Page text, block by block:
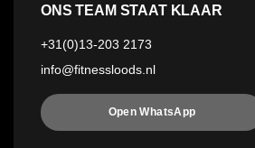
ONS TEAM STAAT KLAAR
+31(0)13-203 2173
info@fitnessloods.nl
Open WhatsApp